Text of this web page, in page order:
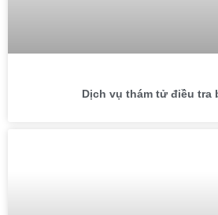
Dịch vụ thám tử điều tra